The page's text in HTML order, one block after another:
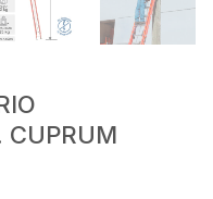
CUPRUM